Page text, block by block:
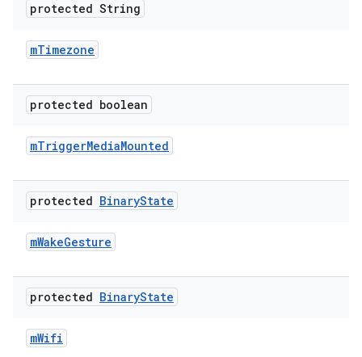
protected String
mTimezone
protected boolean
mTriggerMediaMounted
protected BinaryState
mWakeGesture
protected BinaryState
mWifi